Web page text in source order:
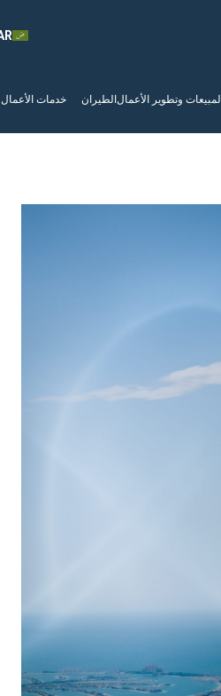
المبيعات وتطوير الأعمال الطيران خدمات الأعمال